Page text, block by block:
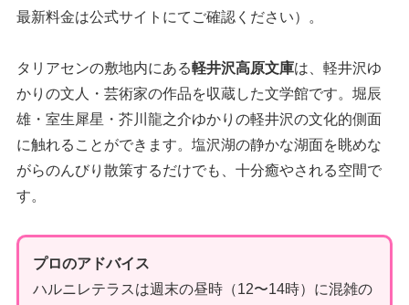
最新料金は公式サイトにてご確認ください）。
タリアセンの敷地内にある軽井沢高原文庫は、軽井沢ゆ
かりの文人・芸術家の作品を収蔵した文学館です。堀辰
雄・室生犀星・芥川龍之介ゆかりの軽井沢の文化的側面
に触れることができます。塩沢湖の静かな湖面を眺めな
がらのんびり散策するだけでも、十分癒やされる空間で
す。
プロのアドバイス
ハルニレテラスは週末の昼時（12〜14時）に混雑の